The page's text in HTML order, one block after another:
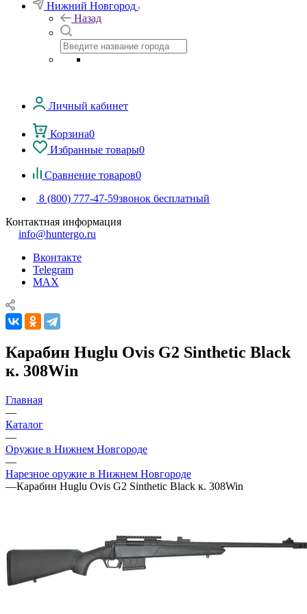
Нижний Новгород
Назад
Личный кабинет
Корзина0
Избранные товары0
Сравнение товаров0
8 (800) 777-47-59звонок бесплатный
Контактная информация
info@huntergo.ru
Вконтакте
Telegram
MAX
Карабин Huglu Ovis G2 Sinthetic Black
к. 308Win
Главная
—
Каталог
—
Оружие в Нижнем Новгороде
—
Нарезное оружие в Нижнем Новгороде
—Карабин Huglu Ovis G2 Sinthetic Black к. 308Win